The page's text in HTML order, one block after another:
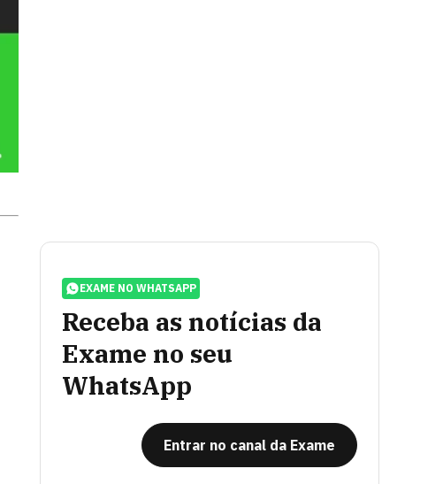
EXAME NO WHATSAPP
Receba as notícias da
Exame no seu
WhatsApp
Entrar no canal da Exame